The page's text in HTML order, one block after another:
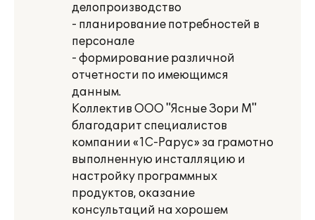
делопроизводство
- планирование потребностей в
персонале
- формирование различной
отчетности по имеющимся
данным.
Коллектив ООО "Ясные Зори М"
благодарит специалистов
компании «1С-Рарус» за грамотно
выполненную инсталляцию и
настройку программных
продуктов, оказание
консультаций на хорошем